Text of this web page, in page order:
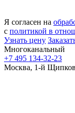
Я согласен на
с политикой в
Узнать цену
Многоканальный
+7 495 134-32-23
Москва, 1-й